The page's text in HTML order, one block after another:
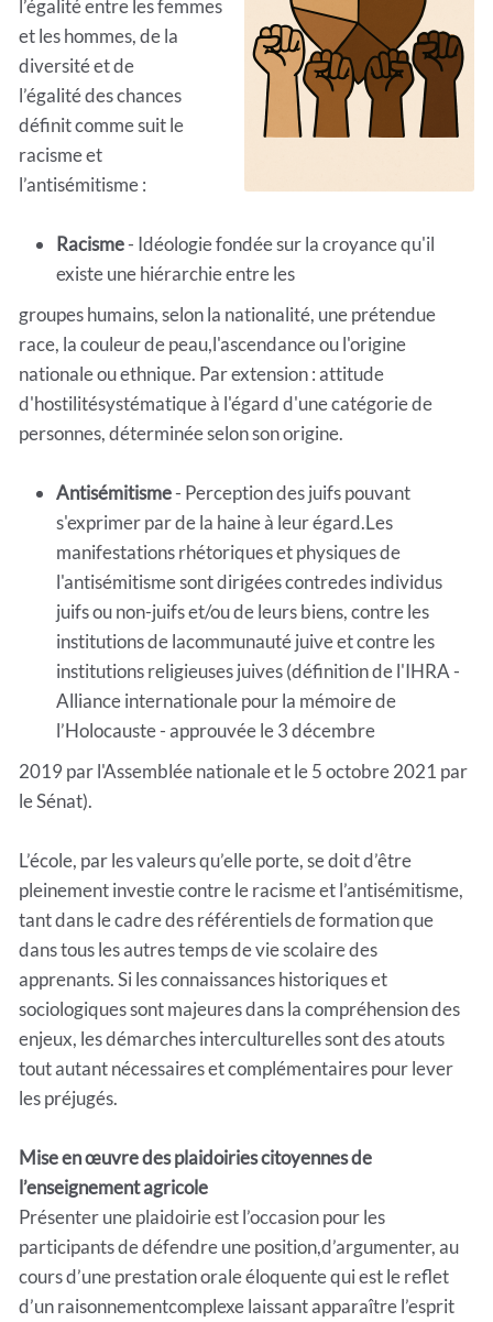
l’égalité entre les femmes
et les hommes, de la
diversité et de
l’égalité des chances
définit comme suit le
racisme et
l’antisémitisme :
Racisme- Idéologie fondée sur la croyance qu'il
existe une hiérarchie entre les
groupes humains, selon la nationalité, une prétendue
race, la couleur de peau,l'ascendance ou l'origine
nationale ou ethnique. Par extension : attitude
d'hostilitésystématique à l'égard d'une catégorie de
personnes, déterminée selon son origine.
Antisémitisme- Perception des juifs pouvant
s'exprimer par de la haine à leur égard.Les
manifestations rhétoriques et physiques de
l'antisémitisme sont dirigées contredes individus
juifs ou non-juifs et/ou de leurs biens, contre les
institutions de lacommunauté juive et contre les
institutions religieuses juives (définition de l'IHRA -
Alliance internationale pour la mémoire de
l’Holocauste - approuvée le 3 décembre
2019 par l'Assemblée nationale et le 5 octobre 2021 par
le Sénat).
L’école, par les valeurs qu’elle porte, se doit d’être
pleinement investie contre le racisme et l’antisémitisme,
tant dans le cadre des référentiels de formation que
dans tous les autres temps de vie scolaire des
apprenants. Si les connaissances historiques et
sociologiques sont majeures dans la compréhension des
enjeux, les démarches interculturelles sont des atouts
tout autant nécessaires et complémentaires pour lever
les préjugés.
Mise en œuvre des plaidoiries citoyennes de
l’enseignement agricole
Présenter une plaidoirie est l’occasion pour les
participants de défendre une position,d’argumenter, au
cours d’une prestation orale éloquente qui est le reflet
d’un raisonnementcomplexe laissant apparaître l’esprit